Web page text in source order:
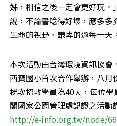
姊，相信之後一定會更好玩。
說，不論書唸得好壞，應多多
生命的視野、謙卑的過每一天
本次活動由台灣環境資訊協會
西寶國小首次合作舉辦，八
梯次招收學員為40人，每位
閣國家公園管理處認證之活動
http://e-info.org.tw/node/